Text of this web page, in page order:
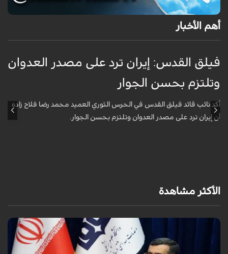
أهم الأخبار
فيلق القدس: إيران ترد على مصدر العدوان
وتلتزم بحسن الجوار
أكد نائب قائد فيلق القدس في الحرس الثوري العميد محمد رضا فلاح زاده
أن إيران ترد على مصدر العدوان وتلتزم بحسن الجوار.
الأكثر مشاهدة